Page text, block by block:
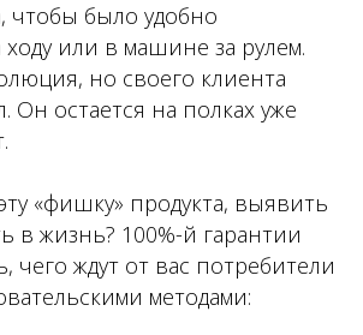
чтобы было удобно
ходу или в машине за рулем.
но своего клиента
Он остается на полках уже
«фишку» продукта, выявить
в жизнь? 100%-й гарантии
чего ждут от вас потребители
методами: